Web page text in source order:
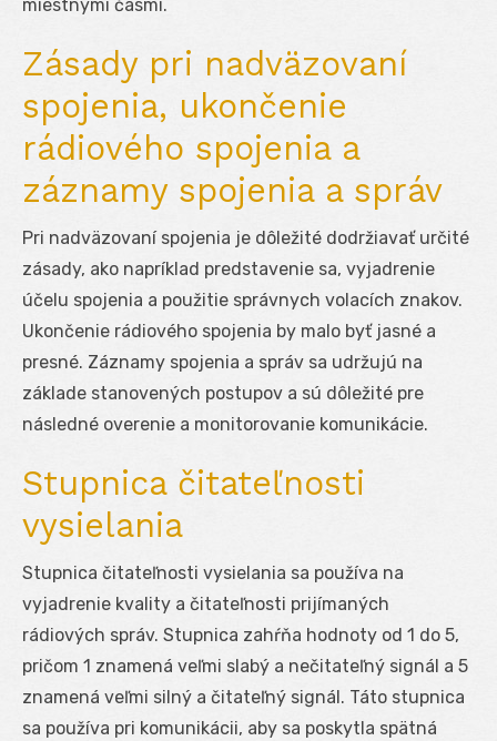
miestnymi časmi.
Zásady pri nadväzovaní
spojenia, ukončenie
rádiového spojenia a
záznamy spojenia a správ
Pri nadväzovaní spojenia je dôležité dodržiavať určité
zásady, ako napríklad predstavenie sa, vyjadrenie
účelu spojenia a použitie správnych volacích znakov.
Ukončenie rádiového spojenia by malo byť jasné a
presné. Záznamy spojenia a správ sa udržujú na
základe stanovených postupov a sú dôležité pre
následné overenie a monitorovanie komunikácie.
Stupnica čitateľnosti
vysielania
Stupnica čitateľnosti vysielania sa používa na
vyjadrenie kvality a čitateľnosti prijímaných
rádiových správ. Stupnica zahŕňa hodnoty od 1 do 5,
pričom 1 znamená veľmi slabý a nečitateľný signál a 5
znamená veľmi silný a čitateľný signál. Táto stupnica
sa používa pri komunikácii, aby sa poskytla spätná